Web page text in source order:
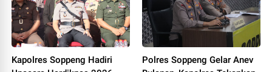
Kapolres Soppeng Hadiri
Polres Soppeng Gelar Anev